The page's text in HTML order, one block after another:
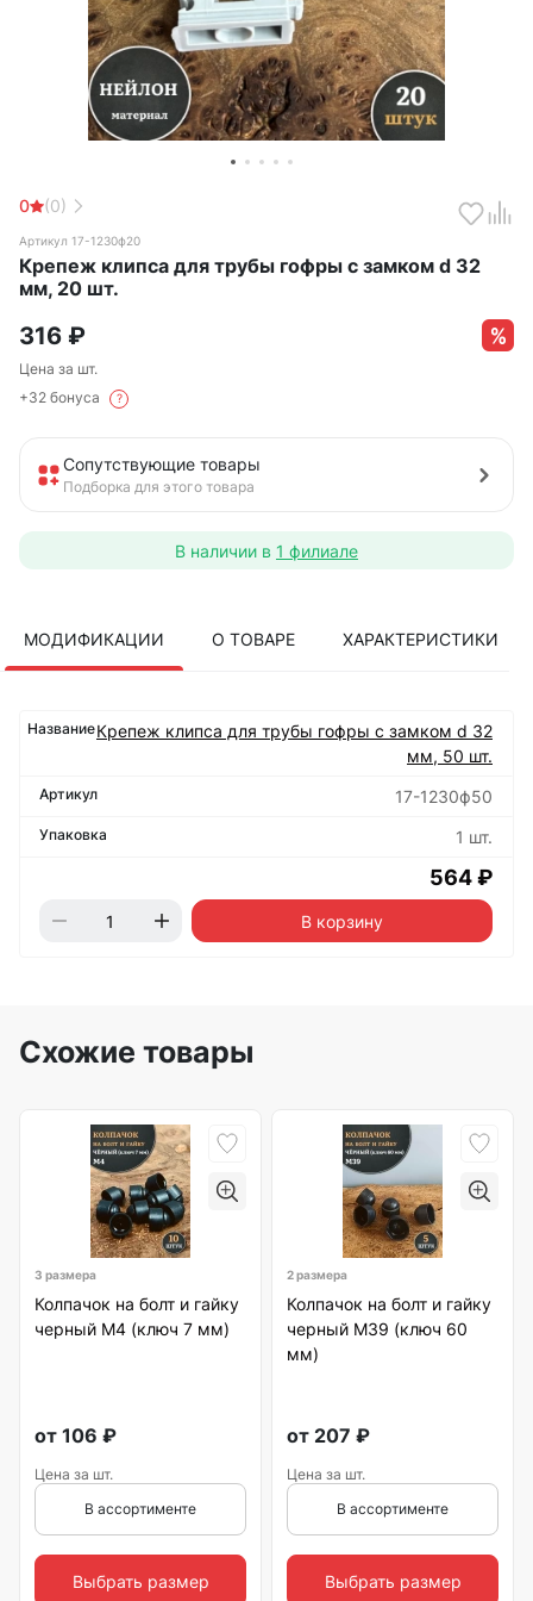
0 (0)
Артикул 17-1230ф20
Крепеж клипса для трубы гофры с замком d 32
мм, 20 шт.
316 ₽
Цена за шт.
+32 бонуса
?
Сопутствующие товары
Подборка для этого товара
В наличии в 1 филиале
МОДИФИКАЦИИ О ТОВАРЕ ХАРАКТЕРИСТИКИ
Крепеж клипса для трубы гофры с замком d 32
мм, 50 шт.
17-1230ф50
1 шт.
564 ₽
В корзину
Схожие товары
3 размера
Колпачок на болт и гайку
черный M4 (ключ 7 мм)
от 106 ₽
Цена за шт.
В ассортименте
Выбрать размер
2 размера
Колпачок на болт и гайку
черный M39 (ключ 60
мм)
от 207 ₽
Цена за шт.
В ассортименте
Выбрать размер